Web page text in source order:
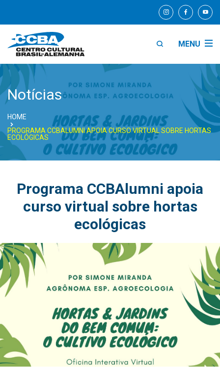
MENU
Notícias
HOME
PROGRAMA CCBALUMNI APOIA CURSO VIRTUAL SOBRE HORTAS
ECOLÓGICAS
Programa CCBAlumni apoia
curso virtual sobre hortas
ecológicas